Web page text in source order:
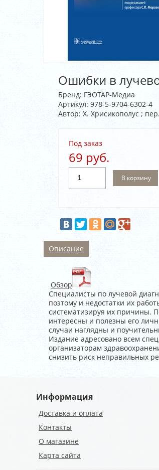
Ошибки в
Бренд: ГЭОТАР-Медиа
Артикул: 978-5-9704-6302-4
Автор: Х. Хрисикополус ;
Под заказ
69 руб.
В корзину
Описание
Обзор
Специалисты по лучевой
поэтому и недостатки их
систематизируя их причины.
интересны и полезны его
случаи наглядны и
Издание адресовано всем
организаторам
снизить риск неправильных
Информация
Доставка и оплата
Контакты
О магазине
Карта сайта